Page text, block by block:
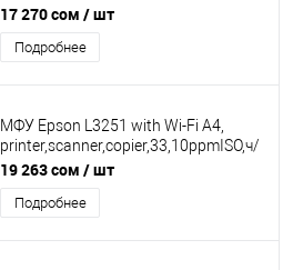
400% USB WiFi LAN ADF
17 270 сом / шт
Подробнее
МФУ Epson L3251 with Wi-Fi A4,
printer,scanner,copier,33,10ppmISO,ч/
б 5760 x 1440 dpi, цвет 5760 x 1440
dpi, Epson iPrint, Epson Email
Print,Black, noADF [C11CJ67413] КЗ
19 263 сом / шт
Подробнее